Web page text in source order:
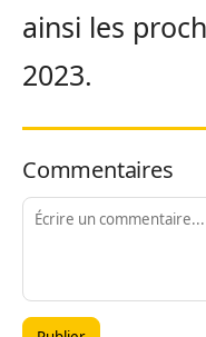
ainsi les
2023.
Commentaires